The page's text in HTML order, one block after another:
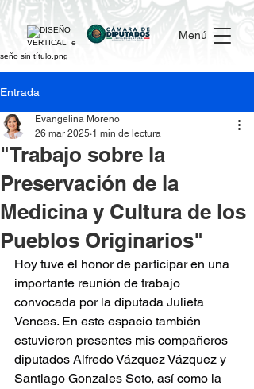
Menú
Entrada
"Trabajo sobre la
Preservación de la
Medicina y Cultura de los
Pueblos Originarios"
Evangelina Moreno
26 mar 2025 1 min de lectura
Hoy tuve el honor de participar en una
importante reunión de trabajo
convocada por la diputada Julieta
Vences. En este espacio también
estuvieron presentes mis compañeros
diputados Alfredo Vázquez Vázquez y
Santiago Gonzales Soto, así como la